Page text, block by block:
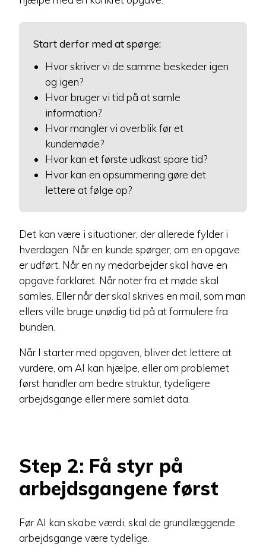
Start derfor med at spørge:
Hvor skriver vi de samme beskeder igen
og igen?
Hvor bruger vi tid på at samle
information?
Hvor mangler vi overblik før et
kundemøde?
Hvor kan et første udkast spare tid?
Hvor kan en opsummering gøre det
lettere at følge op?
Det kan være i situationer, der allerede fylder i
hverdagen. Når en kunde spørger, om en opgave
er udført. Når en ny medarbejder skal have en
opgave forklaret. Når noter fra et møde skal
samles. Eller når der skal skrives en mail, som man
ellers ville bruge unødig tid på at formulere fra
bunden.
Når I starter med opgaven, bliver det lettere at
vurdere, om AI kan hjælpe, eller om problemet
først handler om bedre struktur, tydeligere
arbejdsgange eller mere samlet data.
Step 2: Få styr på
arbejdsgangene først
Før AI kan skabe værdi, skal de grundlæggende
arbejdsgange være tydelige.